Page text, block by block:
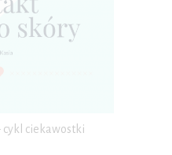
cykl ciekawostki